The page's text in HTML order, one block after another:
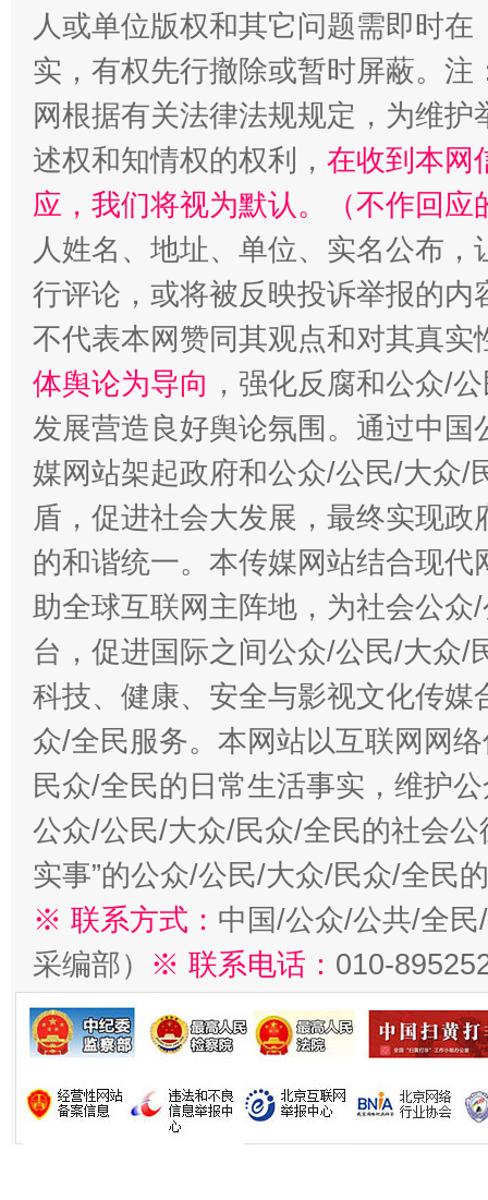
人或单位版权和其它问题需即时在
实，有权先行撤除或暂时屏蔽。
网根据有关法律法规规定，为维
述权和知情权的权利， 在收到本网
应，我们将视为默认。（不作回应
人姓名、地址、单位、实名公布
行评论，或将被反映投诉举报的
不代表本网赞同其观点和对其真实
体舆论为导向 ，强化反腐和公众/
发展营造良好舆论氛围。通过中
媒网站架起政府和公众/公民/大众/
盾，促进社会大发展，最终实现
的和谐统一。本传媒网站结合现
助全球互联网主阵地，为社会公
台，促进国际之间公众/公民/大众/
科技、健康、安全与影视文化传
众/全民服务。本网站以互联网网
民众/全民的日常生活事实，维护
公众/公民/大众/民众/全民的社会公
实事”的公众/公民/大众/民众/全民
※ 联系方式： 中国/公众/公共/全
采编部） ※ 联系电话： 010-